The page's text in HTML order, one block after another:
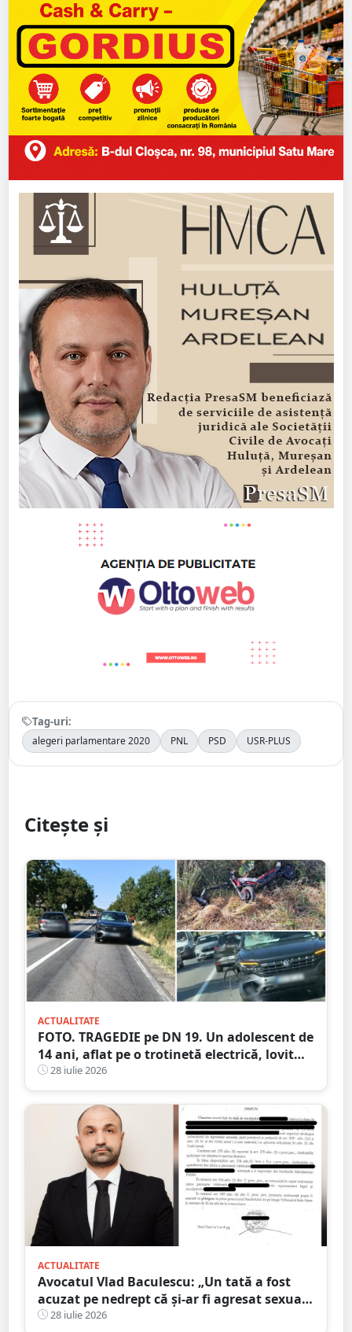
Tag-uri:
alegeri parlamentare 2020 PNL PSD USR-PLUS
Citește și
ACTUALITATE
FOTO. TRAGEDIE pe DN 19. Un adolescent de
14 ani, aflat pe o trotinetă electrică, lovit
mortal de o mașină
28 iulie 2026
ACTUALITATE
Avocatul Vlad Baculescu: „Un tată a fost
acuzat pe nedrept că și-ar fi agresat sexual
fiica. Viața lui s-a prăbușit înainte ca
28 iulie 2026